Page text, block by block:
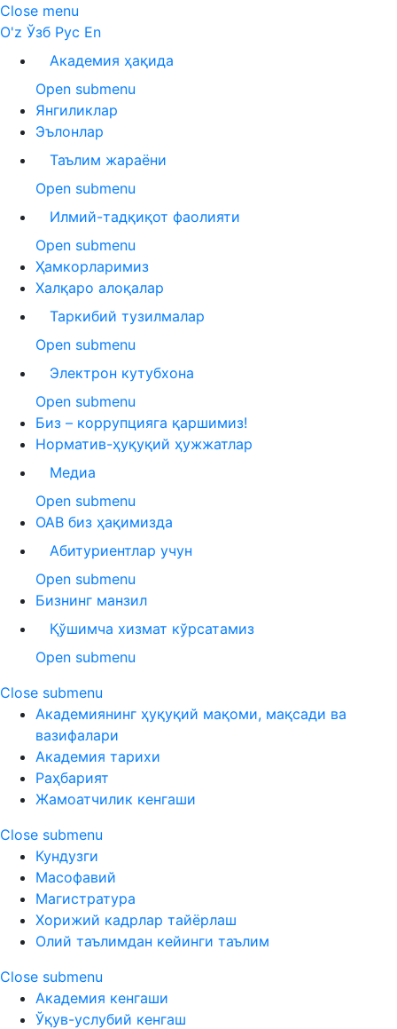
Close menu
O'z Ўзб Рус En
Академия ҳақида
Open submenu
Янгиликлар
Эълонлар
Таълим жараёни
Open submenu
Илмий-тадқиқот фаолияти
Open submenu
Ҳамкорларимиз
Халқаро алоқалар
Таркибий тузилмалар
Open submenu
Электрон кутубхона
Open submenu
Биз – коррупцияга қаршимиз!
Норматив-ҳуқуқий ҳужжатлар
Медиа
Open submenu
ОАВ биз ҳақимизда
Абитуриентлар учун
Open submenu
Бизнинг манзил
Қўшимча хизмат кўрсатамиз
Open submenu
Close submenu
Академиянинг ҳуқуқий мақоми, мақсади ва
вазифалари
Академия тарихи
Раҳбарият
Жамоатчилик кенгаши
Close submenu
Кундузги
Масофавий
Магистратура
Хорижий кадрлар тайёрлаш
Олий таълимдан кейинги таълим
Close submenu
Академия кенгаши
Ўқув-услубий кенгаш